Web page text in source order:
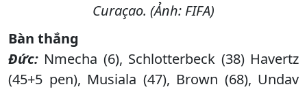
Curaçao. (Ảnh: FIFA)
Bàn thắng
Đức: Nmecha (6), Schlotterbeck (38) Havertz
(45+5 pen), Musiala (47), Brown (68), Undav